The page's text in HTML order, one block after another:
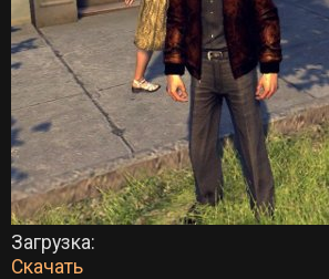
Загрузка:
Скачать